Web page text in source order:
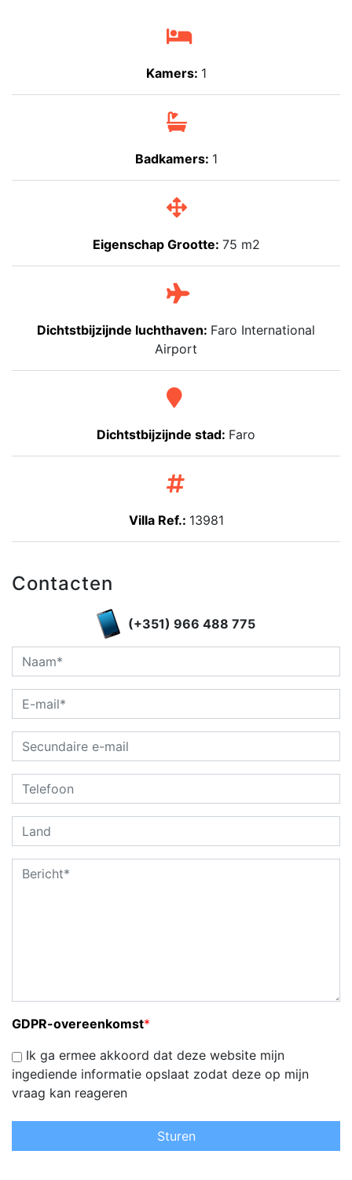
Kamers: 1
Badkamers: 1
Eigenschap Grootte: 75 m2
Dichtstbijzijnde luchthaven: Faro International
Airport
Dichtstbijzijnde stad: Faro
Villa Ref.: 13981
Contacten
(+351) 966 488 775
GDPR-overeenkomst*
Ik ga ermee akkoord dat deze website mijn
ingediende informatie opslaat zodat deze op mijn
vraag kan reageren
Sturen